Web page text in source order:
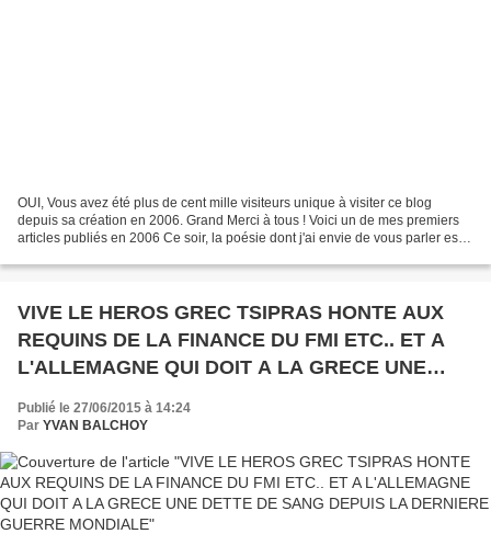
OUI, Vous avez été plus de cent mille visiteurs unique à visiter ce blog
depuis sa création en 2006. Grand Merci à tous ! Voici un de mes premiers
articles publiés en 2006 Ce soir, la poésie dont j'ai envie de vous parler est
VIVE LE HEROS GREC TSIPRAS HONTE AUX
REQUINS DE LA FINANCE DU FMI ETC.. ET A
L'ALLEMAGNE QUI DOIT A LA GRECE UNE
DETTE DE SANG DEPUIS LA DERNIERE
GUERRE MONDIALE
Publié le 27/06/2015 à 14:24
Par YVAN BALCHOY